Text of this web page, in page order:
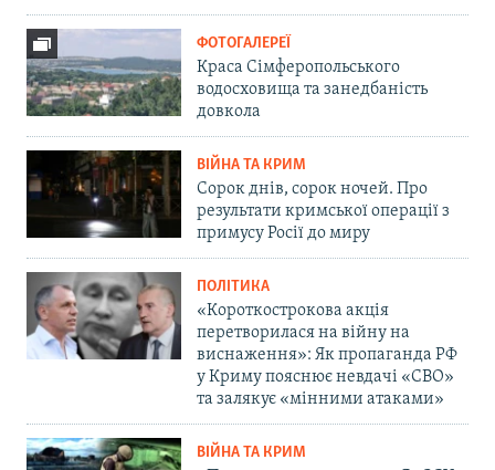
ФОТОГАЛЕРЕЇ
Краса Сімферопольського
водосховища та занедбаність
довкола
ВІЙНА ТА КРИМ
Сорок днів, сорок ночей. Про
результати кримської операції з
примусу Росії до миру
ПОЛІТИКА
«Короткострокова акція
перетворилася на війну на
виснаження»: Як пропаганда РФ
у Криму пояснює невдачі «СВО»
та залякує «мінними атаками»
ВІЙНА ТА КРИМ